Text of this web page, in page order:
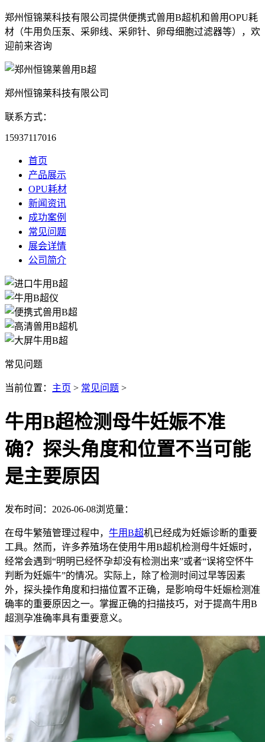
郑州恒锦莱科技有限公司提供便携式兽用B超机和兽用OPU耗
材（牛用负压泵、采卵线、采卵针、卵母细胞过滤器等），欢
迎前来咨询
郑州恒锦莱科技有限公司
联系方式：
15937117016
首页
产品展示
OPU耗材
新闻资讯
成功案例
常见问题
展会详情
公司简介
常见问题
当前位置： 主页 > 常见问题 >
牛用B超检测母牛妊娠不准
确？探头角度和位置不当可能
是主要原因
发布时间：2026-06-08浏览量：
在母牛繁殖管理过程中， 牛用B超机已经成为妊娠诊断的重要
工具。然而，许多养殖场在使用牛用B超机检测母牛妊娠时，
经常会遇到“明明已经怀孕却没有检测出来”或者“误将空怀牛
判断为妊娠牛”的情况。实际上，除了检测时间过早等因素
外，探头操作角度和扫描位置不正确，是影响母牛妊娠检测准
确率的重要原因之一。掌握正确的扫描技巧，对于提高牛用B
超测孕准确率具有重要意义。